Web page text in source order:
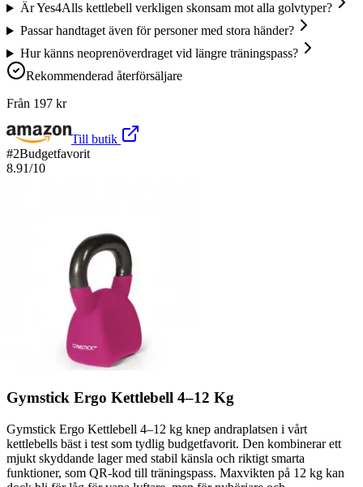
Är Yes4Alls kettlebell verkligen skonsam mot alla golvtyper?
Passar handtaget även för personer med stora händer?
Hur känns neoprenöverdraget vid längre träningspass?
Rekommenderad återförsäljare
Från 197 kr
Till butik
#2Budgetfavorit
8.91/10
Gymstick Ergo Kettlebell 4–12 Kg
Gymstick Ergo Kettlebell 4–12 kg knep andraplatsen i vårt
kettlebells bäst i test som tydlig budgetfavorit. Den kombinerar ett
mjukt skyddande lager med stabil känsla och riktigt smarta
funktioner, som QR-kod till träningspass. Maxvikten på 12 kg kan